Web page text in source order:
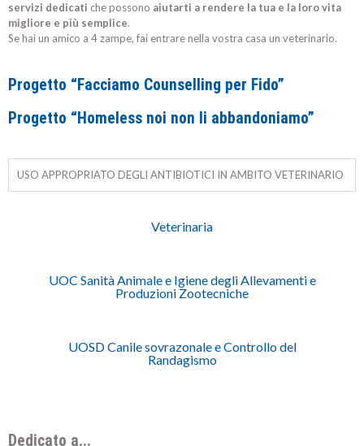
servizi dedicati che possono aiutarti a rendere la tua e la loro vita
migliore e più semplice.
Se hai un amico a 4 zampe, fai entrare nella vostra casa un veterinario.
Progetto “Facciamo Counselling per Fido”
Progetto “Homeless noi non li abbandoniamo”
USO APPROPRIATO DEGLI ANTIBIOTICI IN AMBITO VETERINARIO
Veterinaria
UOC Sanità Animale e Igiene degli Allevamenti e
Produzioni Zootecniche
UOSD Canile sovrazonale e Controllo del
Randagismo
Dedicato a...